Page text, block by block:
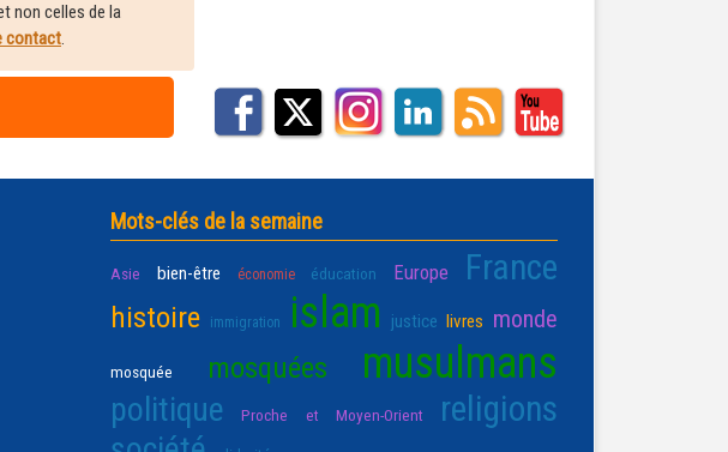
non celles de la
contact.
Mots-clés de la semaine
Asie bien-être économie éducation Europe France
histoire immigration islam justice livres monde
mosquée mosquées musulmans
politique Proche et Moyen-Orient religions